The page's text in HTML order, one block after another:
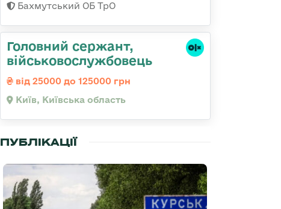
Бахмутський ОБ ТрО
Головний сержант,
військовослужбовець
від 25000 до 125000 грн
Київ, Київська область
ПУБЛІКАЦІЇ